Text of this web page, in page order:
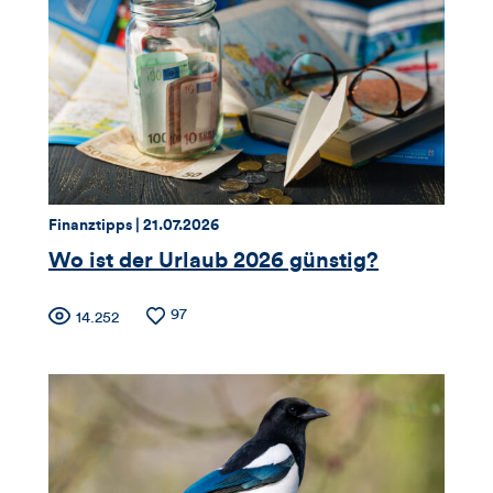
Views,
Likes
und
Kommentare
dieses
Artikels
Thema:
Finanztipps | Datum:
21.07.2026
Wo ist der Urlaub 2026 günstig?
Zähler
für
Views,
Likes
Anzahl14.252
Anzahl
97